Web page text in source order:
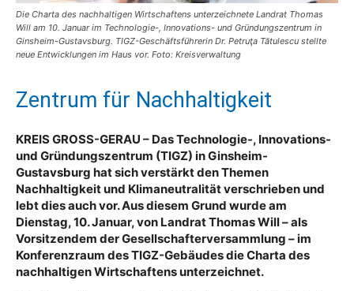
Die Charta des nachhaltigen Wirtschaftens unterzeichnete Landrat Thomas
Will am 10. Januar im Technologie-, Innovations- und Gründungszentrum in
Ginsheim-Gustavsburg. TIGZ-Geschäftsführerin Dr. Petruţa Tătulescu stellte
neue Entwicklungen im Haus vor. Foto: Kreisverwaltung
Zentrum für Nachhaltigkeit
KREIS GROSS-GERAU – Das Technologie-, Innovations-
und Gründungszentrum (TIGZ) in Ginsheim-
Gustavsburg hat sich verstärkt den Themen
Nachhaltigkeit und Klimaneutralität verschrieben und
lebt dies auch vor. Aus diesem Grund wurde am
Dienstag, 10. Januar, von Landrat Thomas Will – als
Vorsitzendem der Gesellschafterversammlung – im
Konferenzraum des TIGZ-Gebäudes die Charta des
nachhaltigen Wirtschaftens unterzeichnet.